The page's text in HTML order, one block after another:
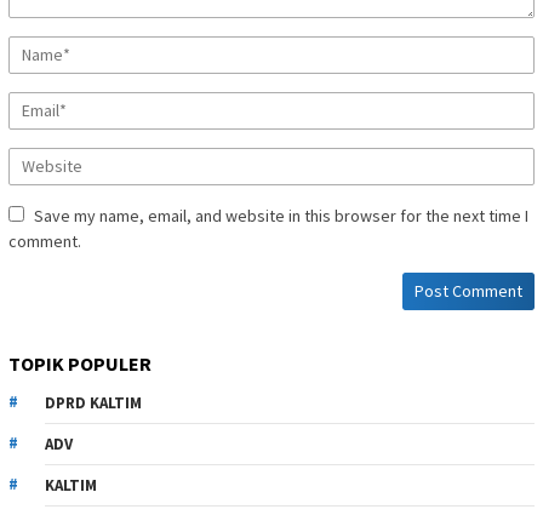
Save my name, email, and website in this browser for the next time I
comment.
TOPIK POPULER
DPRD KALTIM
ADV
KALTIM